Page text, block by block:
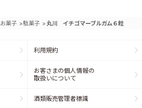
お菓子 >駄菓子 > 丸川 イチゴマーブルガム６粒
利用規約
お客さまの個人情報の
取扱いについて
酒類販売管理者標識